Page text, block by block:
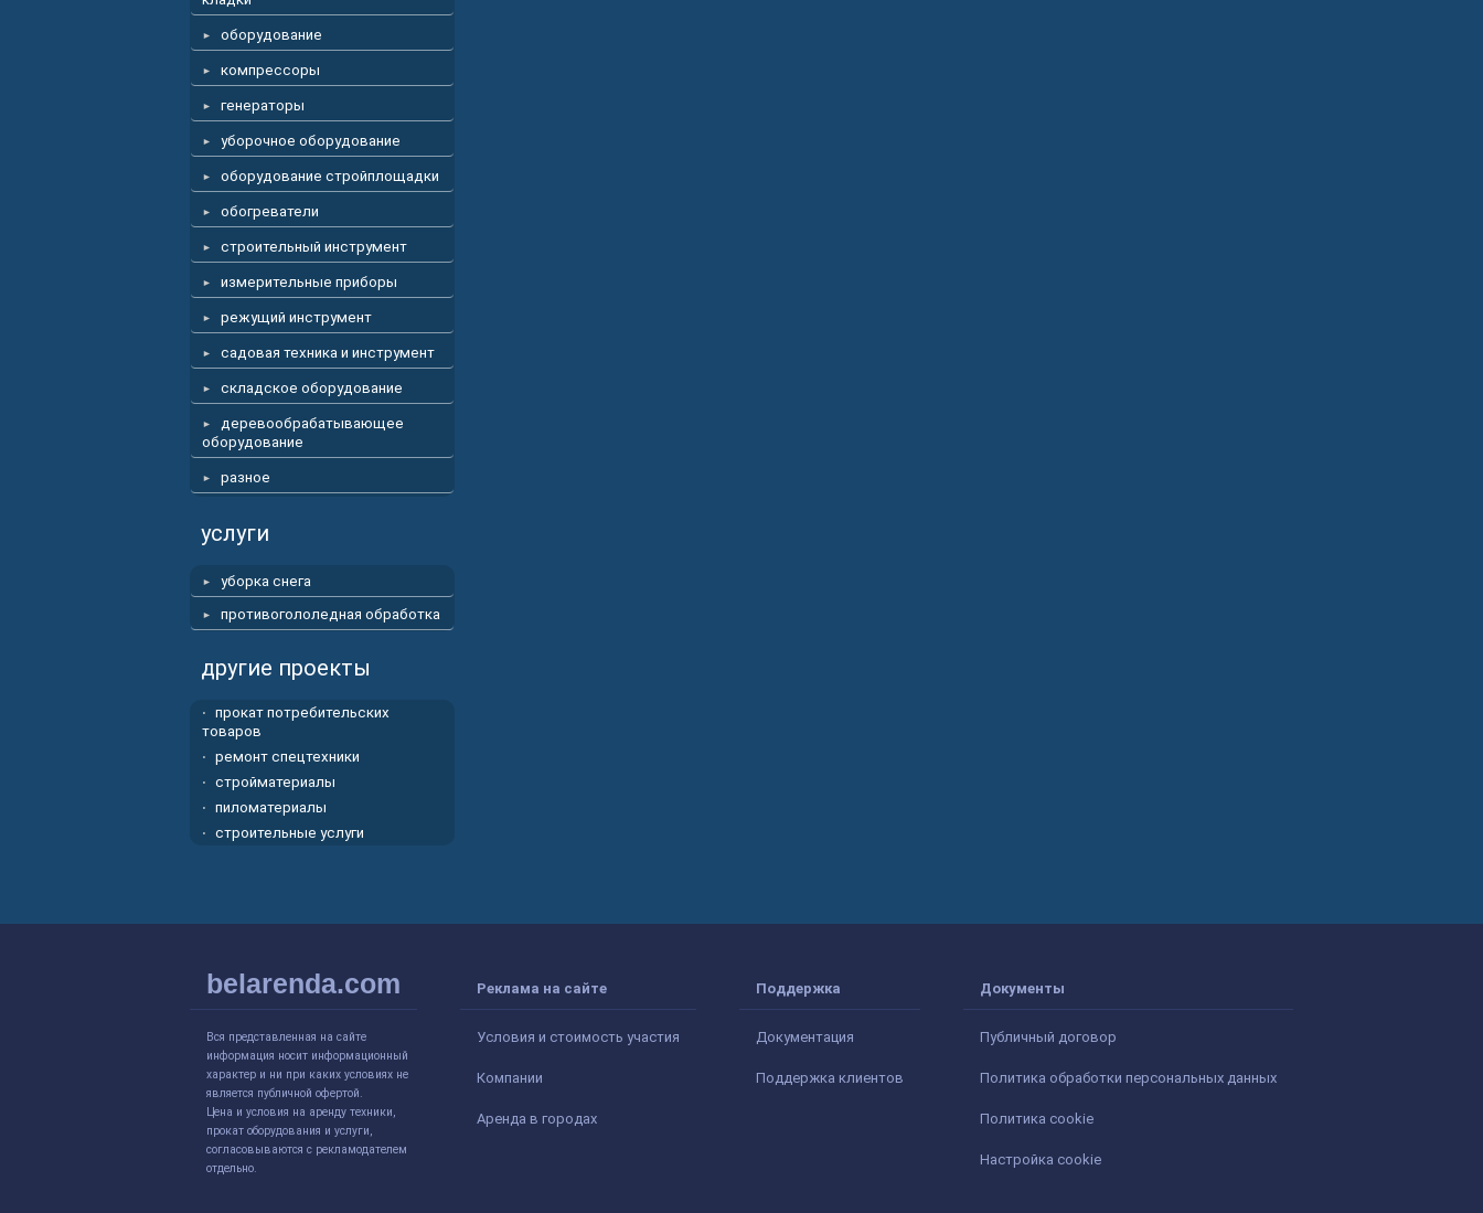
оборудование
компрессоры
генераторы
уборочное оборудование
оборудование стройплощадки
обогреватели
строительный инструмент
измерительные приборы
режущий инструмент
садовая техника и инструмент
складское оборудование
деревообрабатывающее
оборудование
разное
услуги
уборка снега
противогололедная обработка
другие проекты
прокат потребительских
товаров
ремонт спецтехники
стройматериалы
пиломатериалы
строительные услуги
belarenda.com
Вся представленная на сайте
информация носит информационный
характер и ни при каких условиях не
является публичной офертой.
Цена и условия на аренду техники,
прокат оборудования и услуги,
согласовываются с рекламодателем
отдельно.
Реклама на сайте
Условия и стоимость участия
Компании
Аренда в городах
Поддержка
Документация
Поддержка клиентов
Документы
Публичный договор
Политика обработки персональных данных
Политика cookie
Настройка cookie